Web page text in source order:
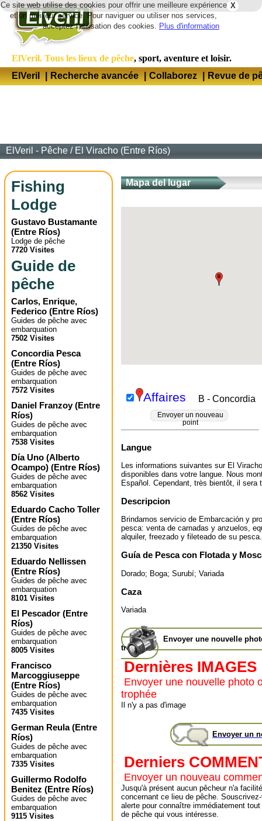
X
Ce site web utilise des cookies pour offrir une meilleure expérience
et un meilleur service. Pour naviguer ou utiliser nos services,
acceptez l'utilisation des cookies. Plus d'information
ElVeril. Tous les lieux de pêche, sport, aventure et loisir.
ElVeril
| Recherche avancée | Collaborez | Revue de
ElVeril - Pêche / El Viracho (Entre Ríos)
Fishing
Lodge
Gustavo Bustamante
(Entre Ríos)
Lodge de pêche
7720 Visites
Guide de
pêche
Carlos, Enrique,
Federico (Entre Ríos)
Guides de pêche avec
embarquation
7502 Visites
Concordia Pesca
(Entre Ríos)
Guides de pêche avec
embarquation
7572 Visites
Daniel Franzoy(Entre
Ríos)
Guides de pêche avec
embarquation
7538 Visites
Día Uno (Alberto
Ocampo) (Entre Ríos)
Guides de pêche avec
embarquation
8562 Visites
Eduardo Cacho Toller
(Entre Ríos)
Guides de pêche avec
embarquation
21350 Visites
Eduardo Nellissen
(Entre Ríos)
Guides de pêche avec
embarquation
8101 Visites
El Pescador (Entre
Ríos)
Guides de pêche avec
embarquation
8005 Visites
Francisco
Marcoggiuseppe
(Entre Ríos)
Guides de pêche avec
embarquation
7435 Visites
German Reula(Entre
Ríos)
Guides de pêche avec
embarquation
7335 Visites
Guillermo Rodolfo
Benitez (Entre Ríos)
Guides de pêche avec
embarquation
9115 Visites
Mapa del lugar
Affaires B - Concordia
Envoyer un nouveau
point
Langue
Les informations suivantes sur El
disponibles dans votre langue. Nous
Español. Cependant, très bientôt, il sera
Descripcion
Brindamos servicio de Embarcación y
pesca: venta de carnadas y anzuelos,
alquiler, freezado y fileteado de su pesca.
Guía de Pesca con Flotada y
Dorado; Boga; Surubí; Variada
Caza
Variada
Envoyer une nouvelle
trophée
Dernières IMAGES
Envoyer une nouvelle photo
trophée
Il n'y a pas d'image
Envoyer un
Derniers
Envoyer un nouveau
Jusqu'à présent aucun pêcheur n'a
concernant ce lieu de pêche.
alerte pour connaître immédiatement
de pêche qui vous intéresse.